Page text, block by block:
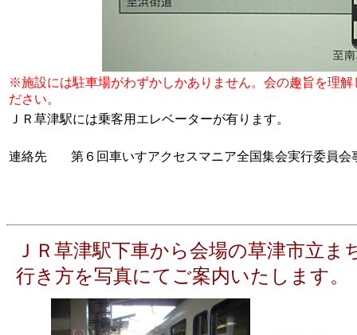
※施設には駐車場がわずかしかありません。会の趣旨を理
ださい。
ＪＲ草津駅には乗客用エレベーターが有ります。
連絡先 第６回車いすアクセスマニア全国集会実行委員会
ＪＲ草津駅下車から会場の草津市立
行き方を写真にてご案内いたします。